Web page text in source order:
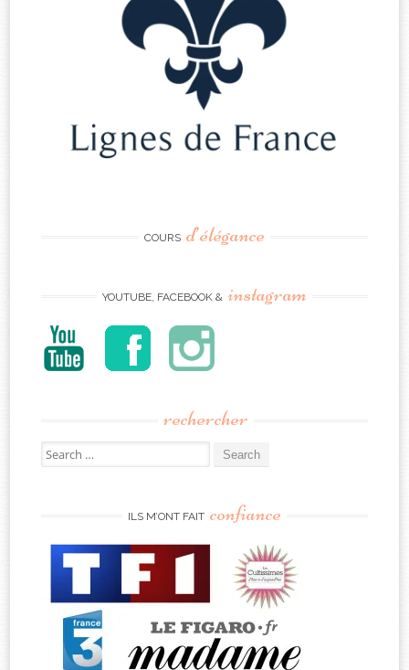
COURS d’élégance
YOUTUBE, FACEBOOK & instagram
rechercher
Search
for:
ILS M’ONT FAIT confiance